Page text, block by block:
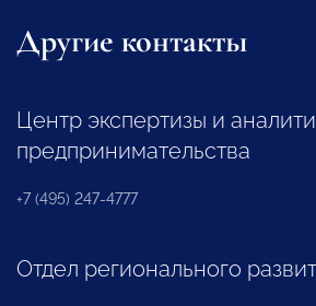
Другие контакты
Центр экспертизы и
предпринимательства
+7 (495) 247-4777
Отдел регионального